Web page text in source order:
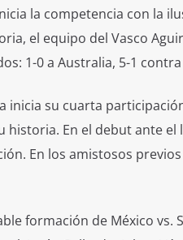
la competencia con la
el equipo del Vasco
1-0 a Australia, 5-1
inicia su cuarta
historia. En el debut ante
En los amistosos
formación de México vs.